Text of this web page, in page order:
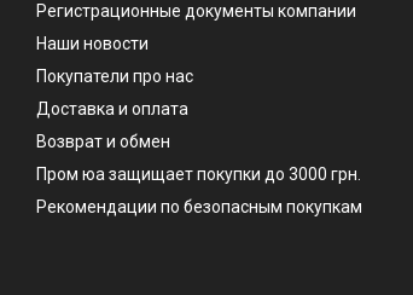
Регистрационные документы компании
Наши новости
Покупатели про нас
Доставка и оплата
Возврат и обмен
Пром юа защищает покупки до 3000 грн.
Рекомендации по безопасным покупкам